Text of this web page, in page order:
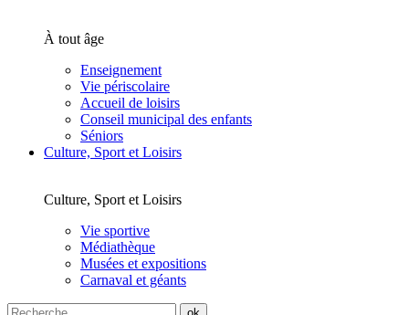
À tout âge
Enseignement
Vie périscolaire
Accueil de loisirs
Conseil municipal des enfants
Séniors
Culture, Sport et Loisirs
Culture, Sport et Loisirs
Vie sportive
Médiathèque
Musées et expositions
Carnaval et géants